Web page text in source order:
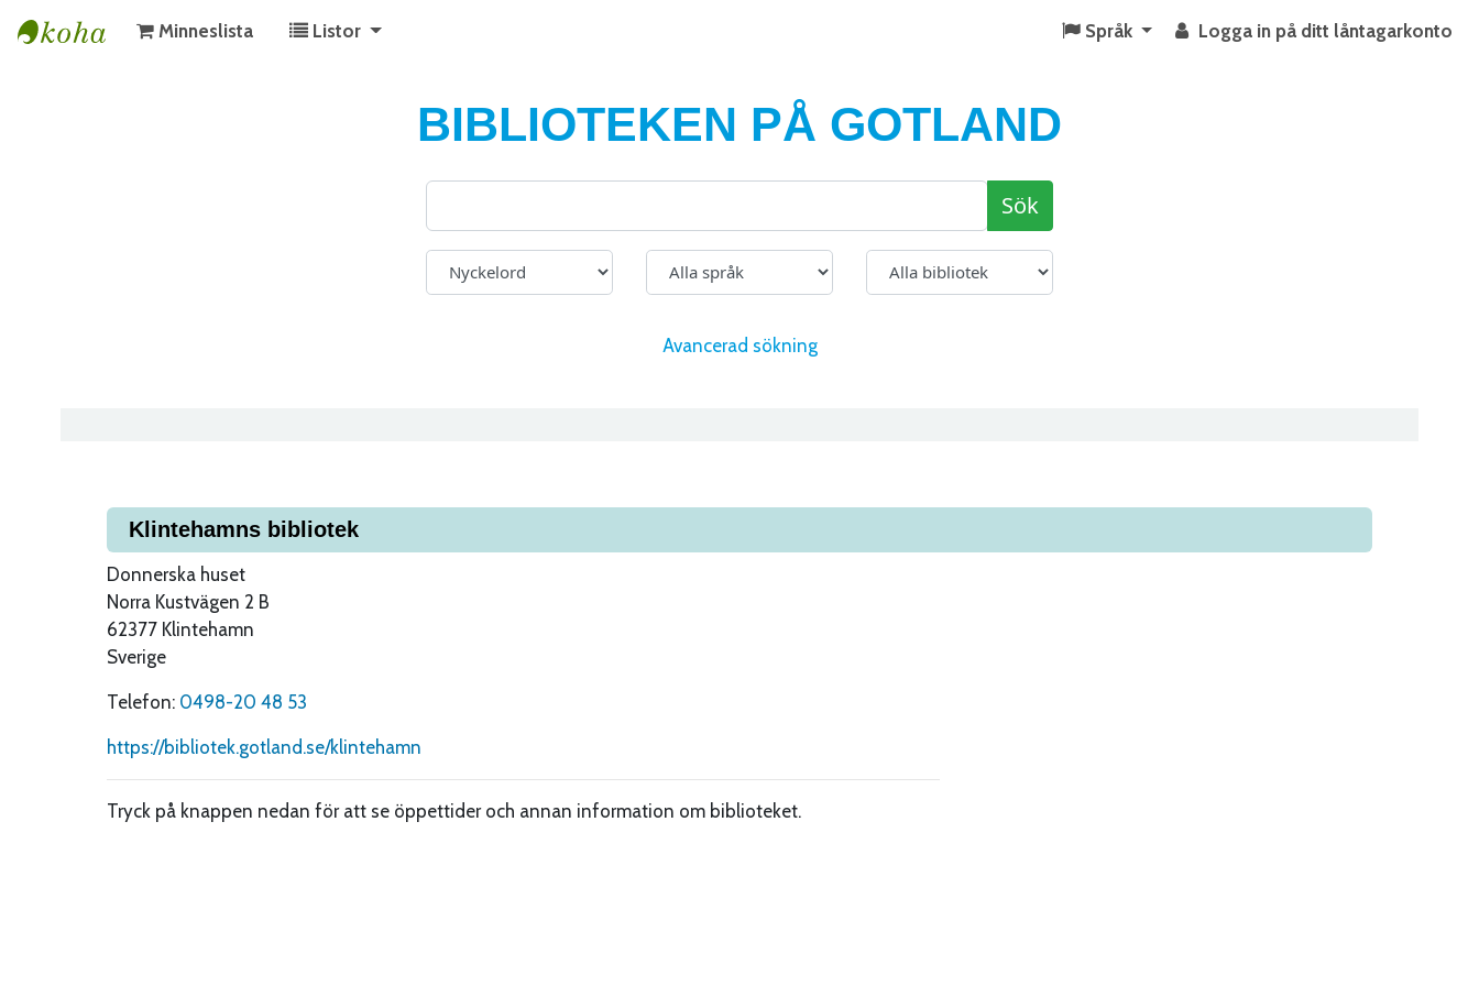
Minneslista Listor Språk Logga in på ditt låntagarkonto
BIBLIOTEKEN PÅ GOTLAND
Sök
Avancerad sökning
Klintehamns bibliotek
Donnerska huset
Norra Kustvägen 2 B
62377 Klintehamn
Sverige
Telefon: 0498-20 48 53
https://bibliotek.gotland.se/klintehamn
Tryck på knappen nedan för att se öppettider och annan information om biblioteket.